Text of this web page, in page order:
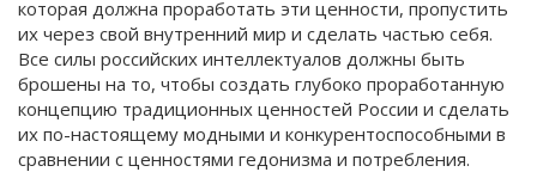
которая должна проработать эти ценности, пропустить
их через свой внутренний мир и сделать частью себя.
Все силы российских интеллектуалов должны быть
брошены на то, чтобы создать глубоко проработанную
концепцию традиционных ценностей России и сделать
их по-настоящему модными и конкурентоспособными в
сравнении с ценностями гедонизма и потребления.